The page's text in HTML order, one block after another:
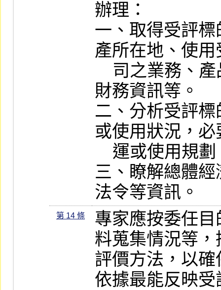
辦理：
一、取得受評
產所在地、使
財務資訊等。
二、分析受評
或使用狀況，
三、瞭解總體
法令等資訊。
第 14 條
專家應按委任
料蒐集情況等
評價方法，以
依據最能反映